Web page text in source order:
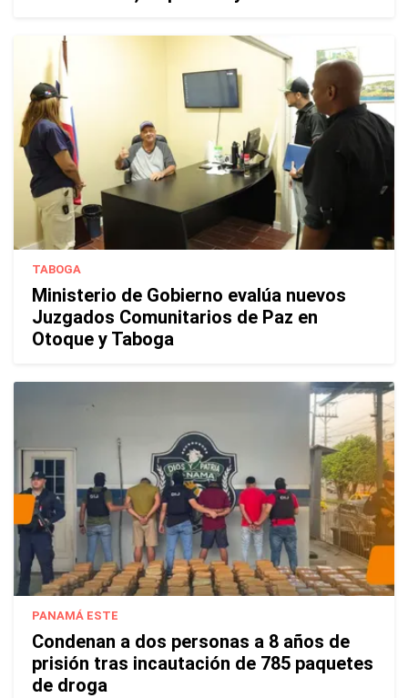
TABOGA
Ministerio de Gobierno evalúa nuevos
Juzgados Comunitarios de Paz en
Otoque y Taboga
PANAMÁ ESTE
Condenan a dos personas a 8 años de
prisión tras incautación de 785 paquetes
de droga